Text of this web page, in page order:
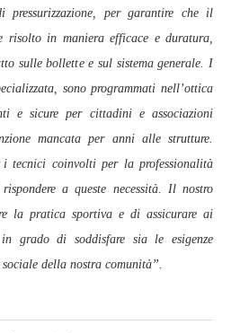
pressurizzazione, per garantire che il
risolto in maniera efficace e duratura,
sulle bollette e sul sistema generale. I
sono programmati nell’ottica
e sicure per cittadini e associazioni
mancata per anni alle strutture.
tecnici coinvolti per la professionalità
a queste necessità. Il nostro
la pratica sportiva e di assicurare ai
grado di soddisfare sia le esigenze
della nostra comunità”.